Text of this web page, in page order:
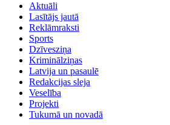
Aktuāli
Lasītājs jautā
Reklāmraksti
Sports
Dzīvesziņa
Kriminālziņas
Latvija un pasaulē
Redakcijas sleja
Veselība
Projekti
Tukumā un novadā